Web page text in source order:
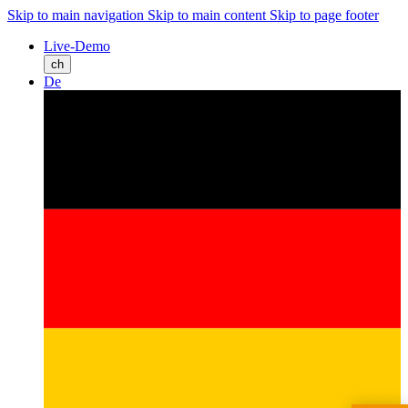
Skip to main navigation Skip to main content Skip to page footer
Live-Demo
ch
De